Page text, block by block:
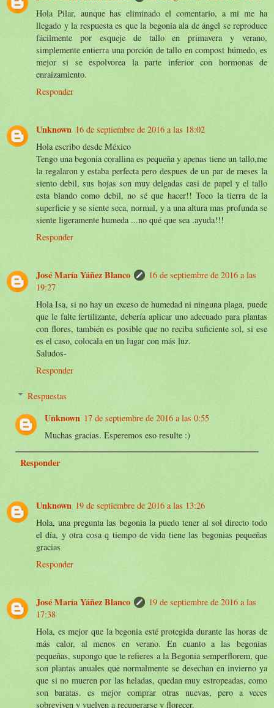
Hola Pilar, aunque has eliminado el comentario, a mi me ha
llegado y la respuesta es que la begonia ala de ángel se reproduce
fácilmente por esqueje de tallo en primavera y verano,
simplemente entierra una porción de tallo en compost húmedo, es
mejor si se espolvorea la parte inferior con hormonas de
enraizamiento.
Responder
Unknown 16 de septiembre de 2016 a las 18:02
Hola escribo desde México
Tengo una begonia corallina es pequeña y apenas tiene un tallo,me
la regalaron y estaba perfecta pero despues de un par de meses la
siento debil, sus hojas son muy delgadas casi de papel y el tallo
esta blando como debil, no sé que hacer!! Toco la tierra de la
superficie y se siente seca, normal, y a una altura mas profunda se
siente ligeramente humeda ...no qué que sea .ayuda!!!
Responder
José María Yáñez Blanco
16 de septiembre de 2016 a las
19:27
Hola Isa, si no hay un exceso de humedad ni ninguna plaga, puede
que le falte fertilizante, debería aplicar uno adecuado para plantas
con flores, también es posible que no reciba suficiente sol, si ese
es el caso, colocala en un lugar con más luz.
Saludos-
Responder
Respuestas
Unknown 17 de septiembre de 2016 a las 0:55
Muchas gracias. Esperemos eso resulte :)
Responder
Unknown 19 de septiembre de 2016 a las 13:26
Hola, una pregunta las begonia la puedo tener al sol directo todo
el día, y otra cosa q tiempo de vida tiene las begonias pequeñas
gracias
Responder
José María Yáñez Blanco
19 de septiembre de 2016 a las
17:38
Hola, es mejor que la begonia esté protegida durante las horas de
más calor, al menos en verano. En cuanto a las begonias
pequeñas, supongo que te refieres a la Begonia semperflorem, que
son plantas anuales que normalmente se desechan en invierno ya
que si no mueren por las heladas, quedan muy estropeadas, como
son baratas. es mejor comprar otras nuevas, pero a veces
sobreviven y vuelven a recuperarse y florecer.